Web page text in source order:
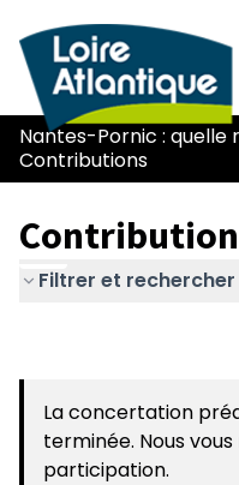
Nantes-Pornic : quelle
Contributions
Filtrer et rechercher
La concertation
terminée. Nous
participation.